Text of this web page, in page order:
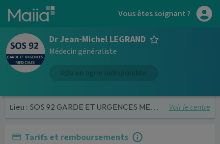
Aller au contenu principal Vous êtes soignant ?
Dr Jean-Michel LEGRAND
Médecin généraliste
Lieu : SOS 92 GARDE ET URGENCES MEDICALES Voir le centre
Tarifs et remboursements